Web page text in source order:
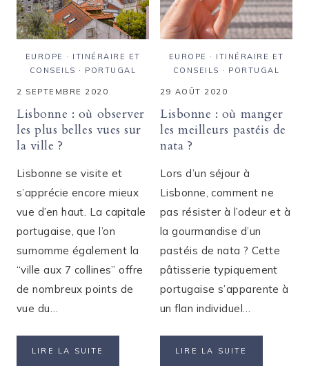
EUROPE · ITINÉRAIRE ET
CONSEILS · PORTUGAL
2 SEPTEMBRE 2020
Lisbonne : où observer
les plus belles vues sur
la ville ?
Lisbonne se visite et
s’apprécie encore mieux
vue d’en haut. La capitale
portugaise, que l’on
surnomme également la
“ville aux 7 collines” offre
de nombreux points de
vue du…
LIRE LA SUITE
EUROPE · ITINÉRAIRE ET
CONSEILS · PORTUGAL
29 AOÛT 2020
Lisbonne : où manger
les meilleurs pastéis de
nata ?
Lors d’un séjour à
Lisbonne, comment ne
pas résister à l’odeur et à
la gourmandise d’un
pastéis de nata ? Cette
pâtisserie typiquement
portugaise s’apparente à
un flan individuel…
LIRE LA SUITE